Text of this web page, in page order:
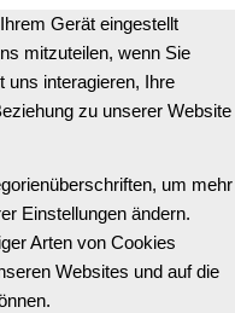
Gerät eingestellt
mitzuteilen, wenn Sie
uns interagieren, Ihre
zu unserer Website
um mehr
Einstellungen ändern.
Arten von Cookies
Websites und auf die